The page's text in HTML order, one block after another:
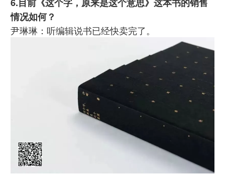
情况如何？
尹琳琳：听编辑说书已经快卖完了。